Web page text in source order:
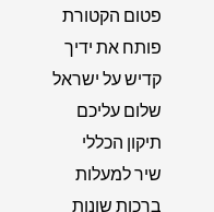
פטום הקטורת
פותח את ידיך
קדיש על ישראל
שלום עליכם
תיקון הכללי
שיר למעלות
ברכות שונות